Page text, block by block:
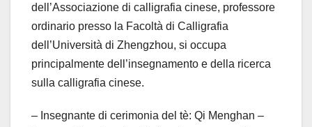
dell’Associazione di calligrafia cinese, professore
ordinario presso la Facoltà di Calligrafia
dell’Università di Zhengzhou, si occupa
principalmente dell’insegnamento e della ricerca
sulla calligrafia cinese.
– Insegnante di cerimonia del tè: Qi Menghan –